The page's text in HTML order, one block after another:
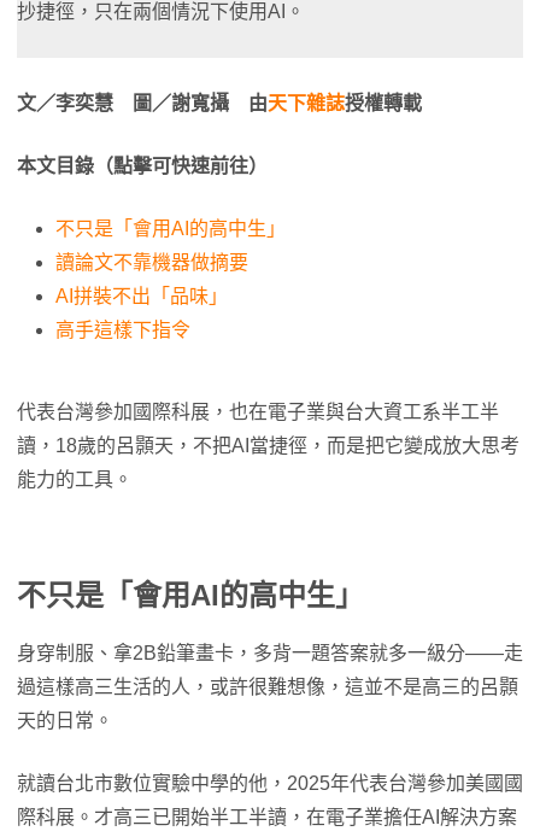
抄捷徑，只在兩個情況下使用AI。
文／李奕慧 圖／謝寬攝 由天下雜誌授權轉載
本文目錄（點擊可快速前往）
不只是「會用AI的高中生」
讀論文不靠機器做摘要
AI拼裝不出「品味」
高手這樣下指令
代表台灣參加國際科展，也在電子業與台大資工系半工半
讀，18歲的呂顥天，不把AI當捷徑，而是把它變成放大思考
能力的工具。
不只是「會用AI的高中生」
身穿制服、拿2B鉛筆畫卡，多背一題答案就多一級分——走
過這樣高三生活的人，或許很難想像，這並不是高三的呂顥
天的日常。
就讀台北市數位實驗中學的他，2025年代表台灣參加美國國
際科展。才高三已開始半工半讀，在電子業擔任AI解決方案